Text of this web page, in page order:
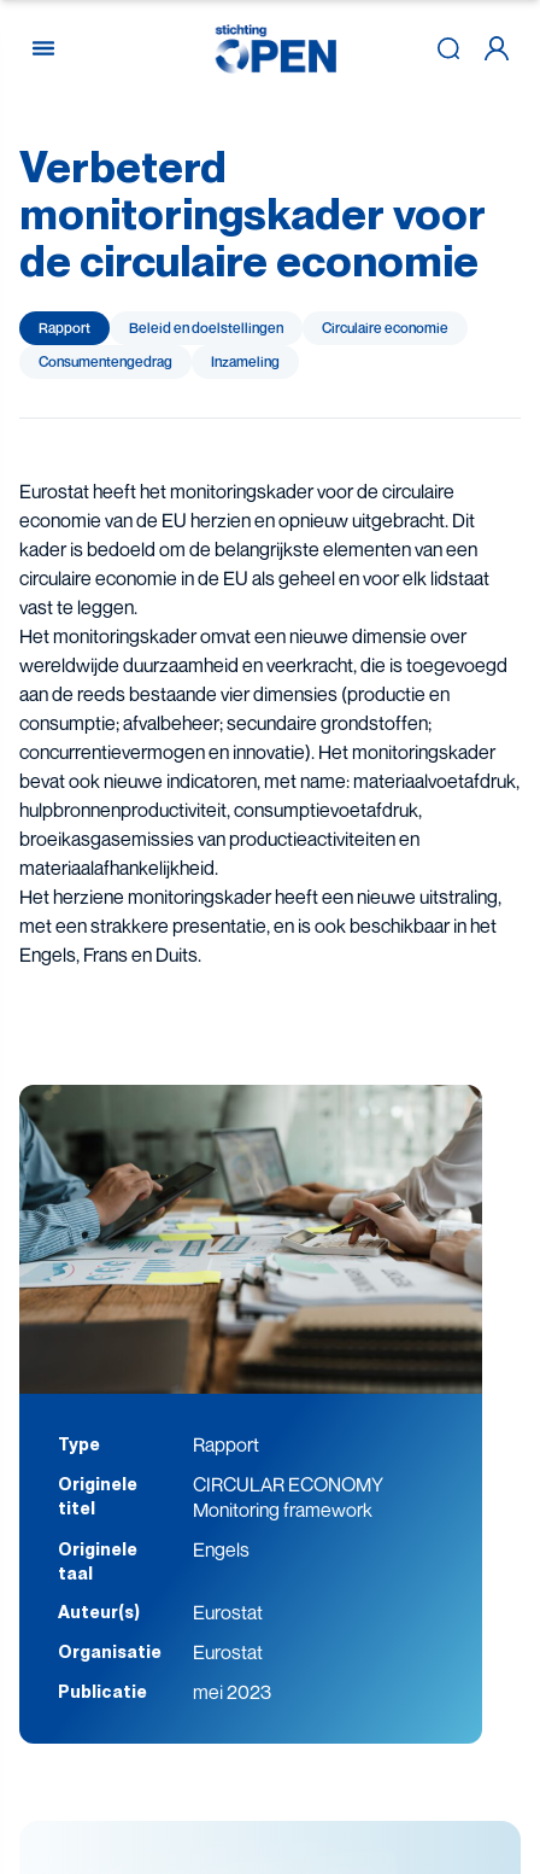
Skip to content
Verbeterd
monitoringskadervoor
de circulaire economie
Rapport Beleid en doelstellingen
Circulaire economie
Consumenten­gedrag
Inzameling
Eurostat heeft het monitoringskader voor de circulaire
economie van de EU herzien en opnieuw uitgebracht. Dit
kader is bedoeld om de belangrijkste elementen van een
circulaire economie in de EU als geheel en voor elk lidstaat
vast te leggen.
Het monitoringskader omvat een nieuwe dimensie over
wereldwijde duurzaamheid en veerkracht, die is toegevoegd
aan de reeds bestaande vier dimensies (productie en
consumptie; afvalbeheer; secundaire grondstoffen;
concurrentievermogen en innovatie). Het monitoringskader
bevat ook nieuwe indicatoren, met name: materiaalvoetafdruk,
hulpbronnenproductiviteit, consumptievoetafdruk,
broeikasgasemissies van productieactiviteiten en
materiaalafhankelijkheid.
Het herziene monitoringskader heeft een nieuwe uitstraling,
met een strakkere presentatie, en is ook beschikbaar in het
Engels, Frans en Duits.
Type Rapport
Originele
titel
CIRCULAR ECONOMY
Monitoring framework
Originele
taal
Engels
Auteur(s) Eurostat
Organisatie Eurostat
Publicatie mei 2023